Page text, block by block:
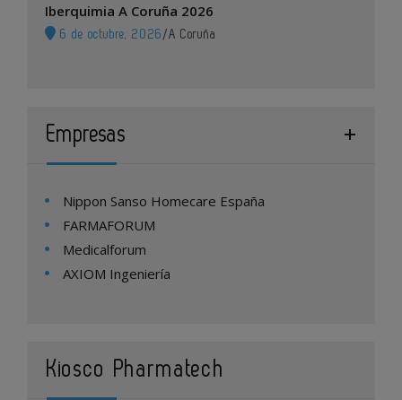
Iberquimia A Coruña 2026
6 de octubre, 2026 /A Coruña
Empresas
Nippon Sanso Homecare España
FARMAFORUM
Medicalforum
AXIOM Ingeniería
Kiosco Pharmatech